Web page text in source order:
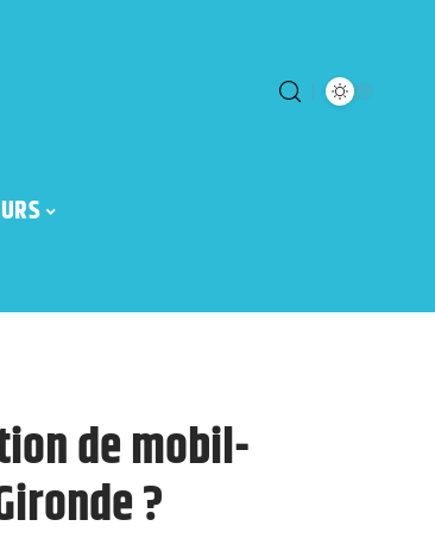
de mobil-
?